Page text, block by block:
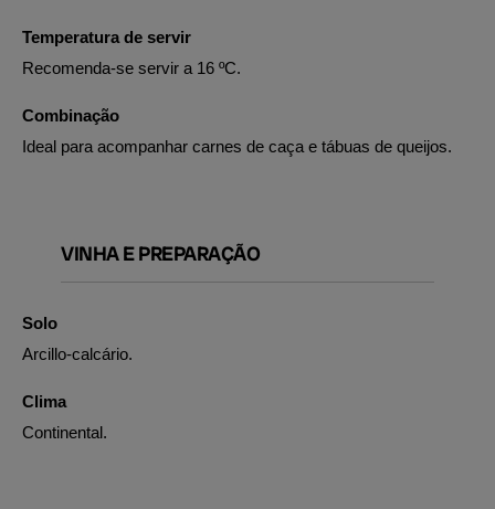
Temperatura de servir
Recomenda-se servir a 16 ºC.
Combinação
Ideal para acompanhar carnes de caça e tábuas de queijos.
VINHA E PREPARAÇÃO
Solo
Arcillo-calcário.
Clima
Continental.